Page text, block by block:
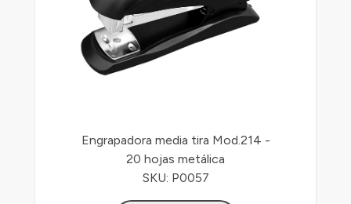
Engrapadora media tira Mod.214 -
20 hojas metálica
SKU: P0057